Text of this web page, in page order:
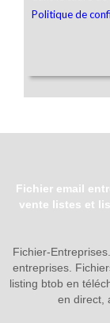
Fichier email
vente listes et
Fichier-
entreprises.
listing btob en
en direct,